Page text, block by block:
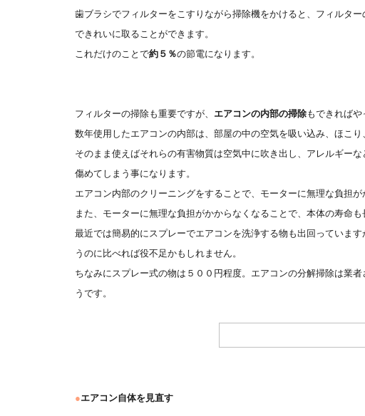
歯ブラシでフィルターをこすりながら掃除機をかけると、フィルター
できれいに取ることができます。
これだけのことで約５％の節電になります。
フィルターの掃除も重要ですが、 エアコンの内部の掃除もできればや
数年使用したエアコンの内部は、部屋の中の空気を吸い込み、ほこり
そのまま使えばそれらの有害物質は空気中に吹き出し、アレルギー
傷めてしまう事になります。
エアコン内部のクリーニングをすることで、モーターに無理な負担が
また、モーターに無理な負担がかからなくなることで、本体の寿命も
最近では簡易的にスプレーでエアコンを洗浄する物も出回っていま
うのに比べれば役不足かもしれません。
ちなみにスプレー式の物は５００円程度。エアコンの分解掃除は業
うです。
●エアコン自体を見直す